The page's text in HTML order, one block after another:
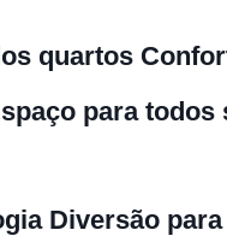
quartos
para todos
Diversão